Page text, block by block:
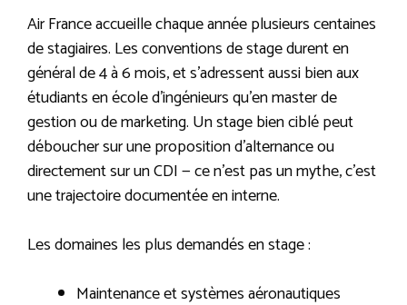
Air France accueille chaque année plusieurs centaines
de stagiaires. Les conventions de stage durent en
général de 4 à 6 mois, et s’adressent aussi bien aux
étudiants en école d’ingénieurs qu’en master de
gestion ou de marketing. Un stage bien ciblé peut
déboucher sur une proposition d’alternance ou
directement sur un CDI — ce n’est pas un mythe, c’est
une trajectoire documentée en interne.
Les domaines les plus demandés en stage :
Maintenance et systèmes aéronautiques